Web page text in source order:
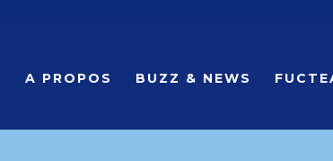
A PROPOS BUZZ & NEWS